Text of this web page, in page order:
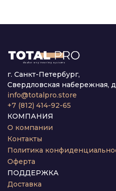
г. Санкт-Петербург,
Свердловская набережная,
info@totalpro.store
+7 (812) 414-92-65
КОМПАНИЯ
О компании
Контакты
Политика
Оферта
ПОДДЕРЖКА
Доставка